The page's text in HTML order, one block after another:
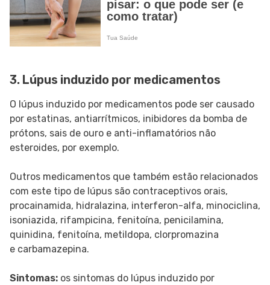
3. Lúpus induzido por medicamentos
O lúpus induzido por medicamentos pode ser causado
por estatinas, antiarrítmicos, inibidores da bomba de
prótons, sais de ouro e anti-inflamatórios não
esteroides, por exemplo.
Outros medicamentos que também estão relacionados
com este tipo de lúpus são contraceptivos orais,
procainamida, hidralazina, interferon-alfa, minociclina,
isoniazida, rifampicina, fenitoína, penicilamina,
quinidina, fenitoína, metildopa, clorpromazina
e carbamazepina.
Sintomas: os sintomas do lúpus induzido por